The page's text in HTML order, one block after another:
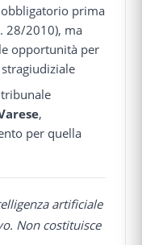
prima
28/2010), ma
opportunità per
,
per quella
artificiale
Non costituisce